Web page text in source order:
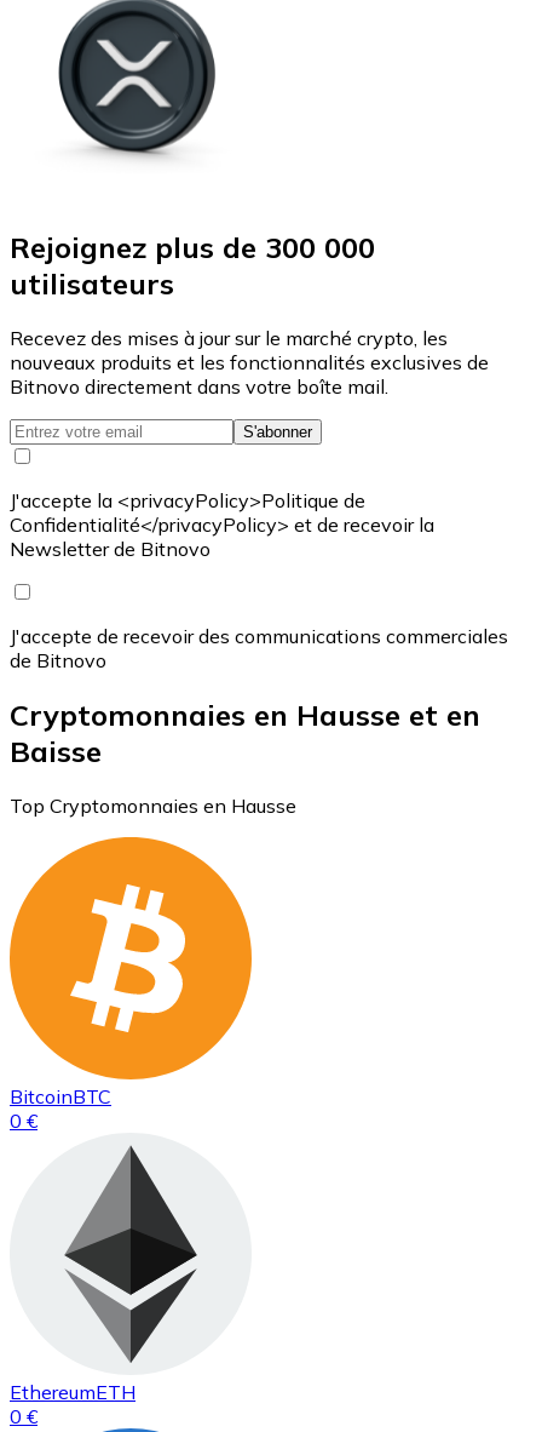
Rejoignez plus de 300 000
utilisateurs
Recevez des mises à jour sur le marché crypto, les
nouveaux produits et les fonctionnalités exclusives de
Bitnovo directement dans votre boîte mail.
S'abonner
J'accepte la <privacyPolicy>Politique de
Confidentialité</privacyPolicy> et de recevoir la
Newsletter de Bitnovo
J'accepte de recevoir des communications commerciales
de Bitnovo
Cryptomonnaies en Hausse et en
Baisse
Top Cryptomonnaies en Hausse
BitcoinBTC
0 €
EthereumETH
0 €